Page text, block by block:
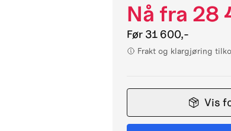
Nå fra 28
Før 31 600,-
Frakt og klargjøring
Vis